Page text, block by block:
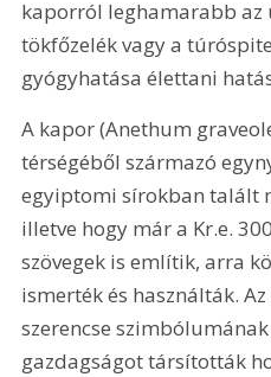
kaporról leghamarabb az
tökfőzelék vagy a
gyógyhatása élettani
A kapor (Anethum
térségéből származó
egyiptomi sírokban talált
illetve hogy már a Kr.e.
szövegek is említik, arra
ismerték és használták.
szerencse
gazdagságot társították